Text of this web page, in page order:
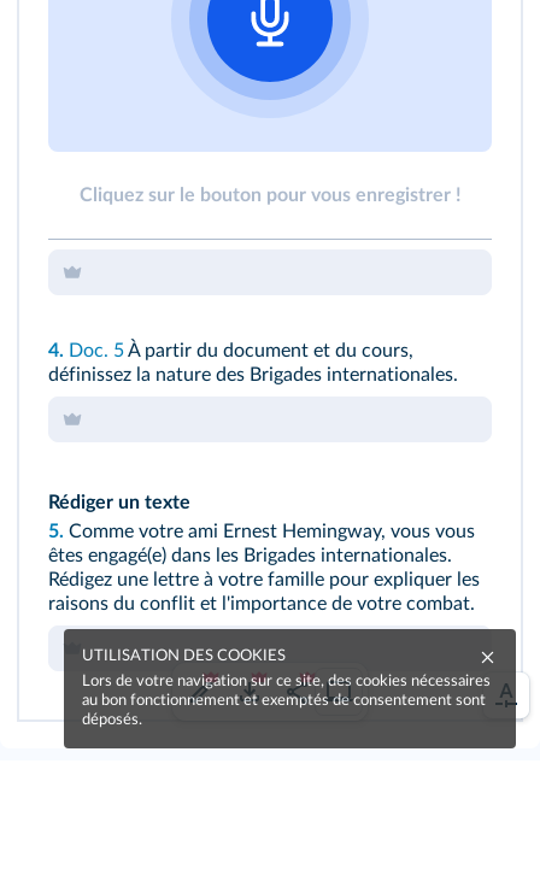
Cliquez sur le bouton pour vous enregistrer !
4. Doc. 5À partir du document et du cours,
définissez la nature des Brigades internationales.
Rédiger un texte
5. Comme votre ami Ernest Hemingway, vous vous
êtes engagé(e) dans les Brigades internationales.
Rédigez une lettre à votre famille pour expliquer les
raisons du conflit et l'importance de votre combat.
UTILISATION DES COOKIES
Lors de votre navigation sur ce site, des cookies nécessaires
au bon fonctionnement et exemptés de consentement sont
déposés.